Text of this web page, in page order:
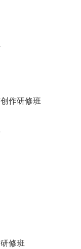
作研修班
修班